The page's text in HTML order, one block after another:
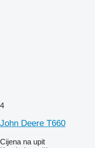
4
John Deere T660
Cijena na upit